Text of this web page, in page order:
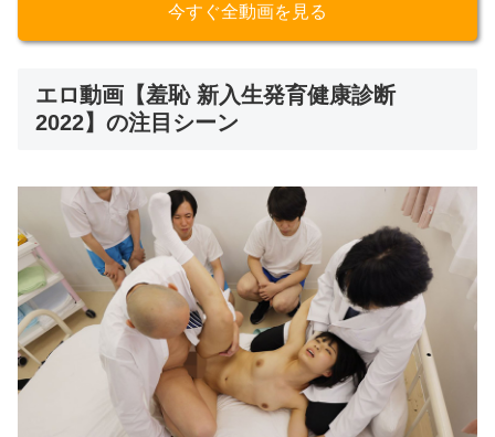
今すぐ全動画を見る
エロ動画【羞恥 新入生発育健康診断
2022】の注目シーン